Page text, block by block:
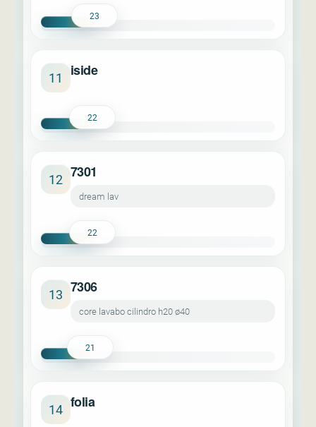
23
11 iside
22
12 7301
dream lav
22
13 7306
core lavabo cilindro h20 ø40
21
14 folia